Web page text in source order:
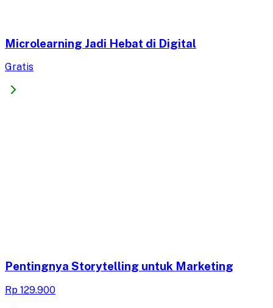
Microlearning Jadi Hebat di Digital
Gratis
Pentingnya Storytelling untuk Marketing
Rp 129.900